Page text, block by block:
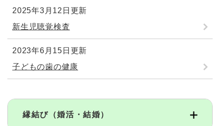
2025年3月12日更新
新生児聴覚検査
2023年6月15日更新
子どもの歯の健康
縁結び（婚活・結婚）